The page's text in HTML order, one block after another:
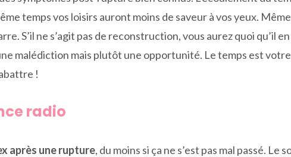
temps vos loisirs auront moins de saveur à vos yeux.
S’il ne s’agit pas de reconstruction, vous aurez quoi qu’il
malédiction mais plutôt une opportunité. Le temps est votre
!
radio
après une rupture, du moins si ça ne s’est pas mal passé. Le